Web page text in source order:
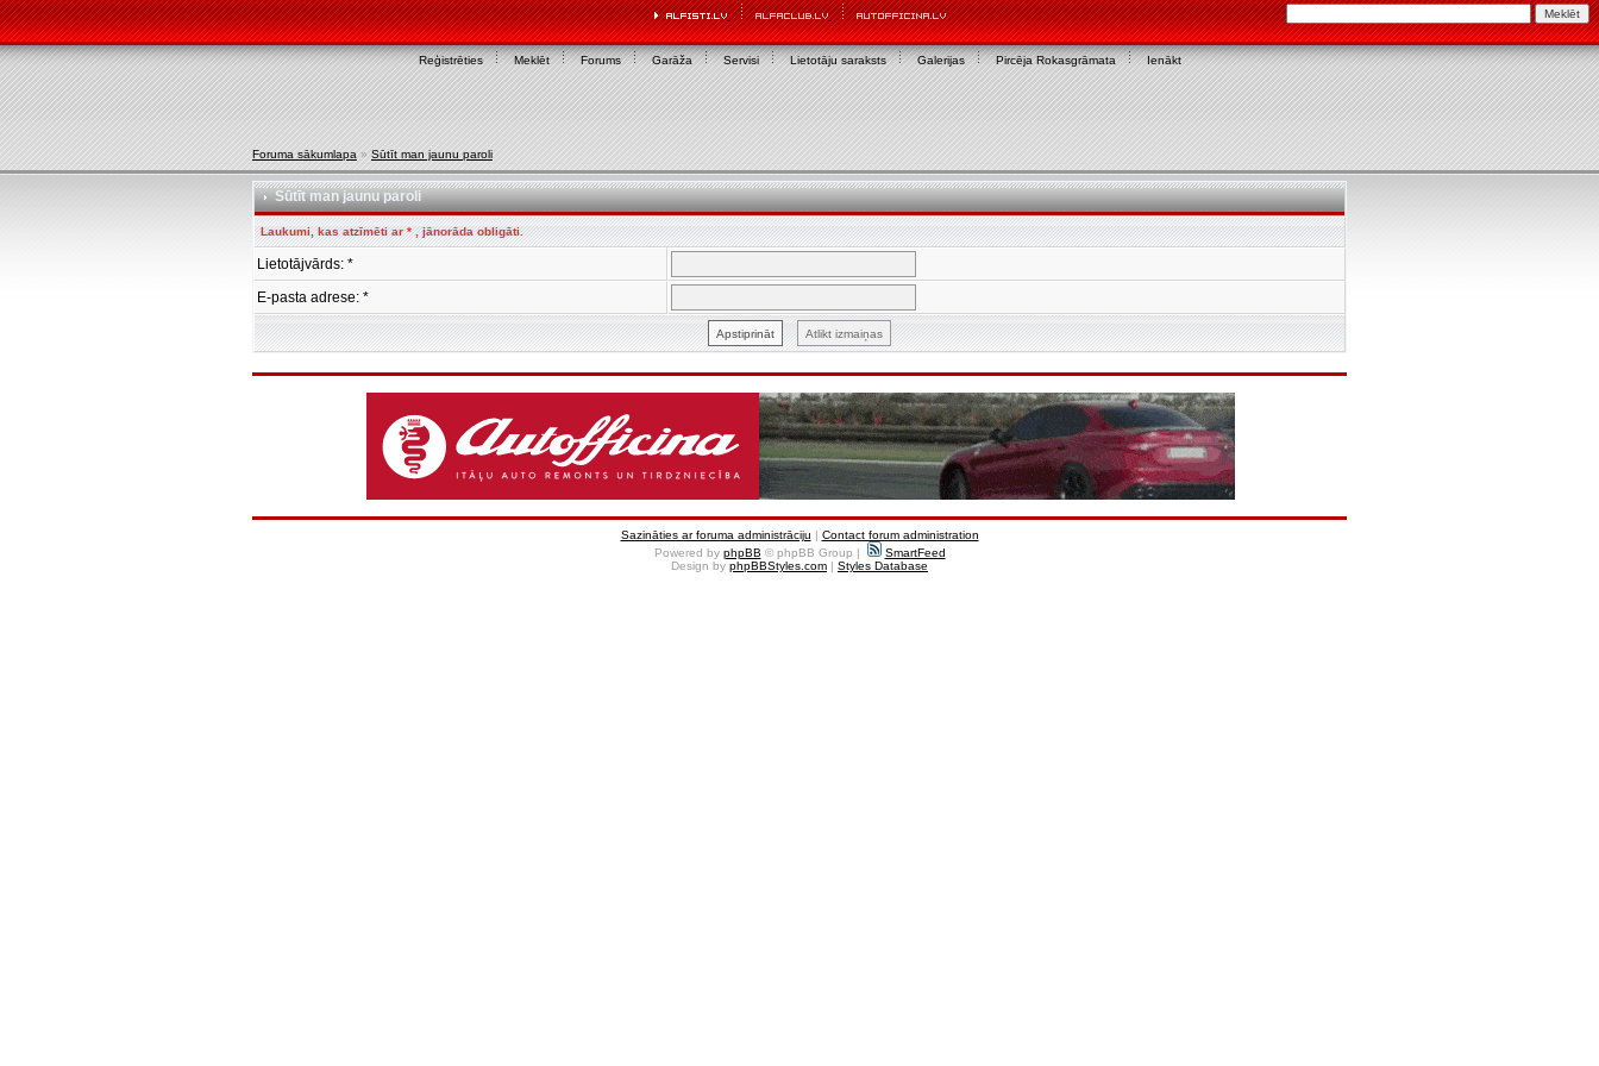
Reģistrēties Meklēt Forums Garāža Servisi Lietotāju saraksts Galerijas Pircēja Rokasgrāmata Ienākt
Foruma sākumlapa » Sūtīt man jaunu paroli
Sūtīt man jaunu paroli
Laukumi, kas atzīmēti ar * , jānorāda obligāti.
Lietotājvārds: *
E-pasta adrese: *
Sazināties ar foruma administrāciju | Contact forum administration
Powered by phpBB © phpBB Group |
SmartFeed
Design by phpBBStyles.com | Styles Database